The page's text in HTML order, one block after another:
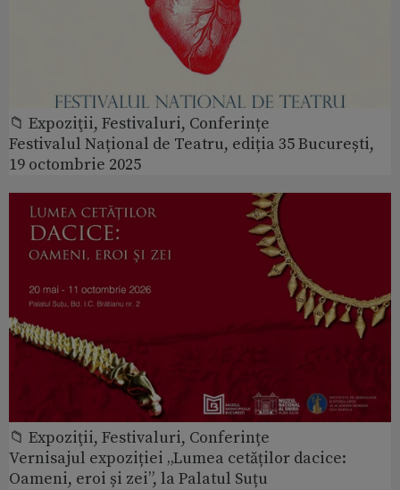
📁 Expoziţii, Festivaluri, Conferințe
Festivalul Național de Teatru, ediția 35 București,
19 octombrie 2025
📁 Expoziţii, Festivaluri, Conferințe
Vernisajul expoziției „Lumea cetăților dacice:
Oameni, eroi și zei”, la Palatul Suțu